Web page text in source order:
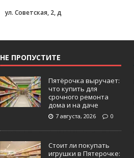
ул. Советская, 2, д
НЕ ПРОПУСТИТЕ
Пятёрочка выручает:
что купить для
срочного ремонта
дома и на даче
7 августа, 2026 0
Стоит ли покупать
игрушки в Пятерочке: